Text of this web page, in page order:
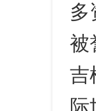
多
被
吉